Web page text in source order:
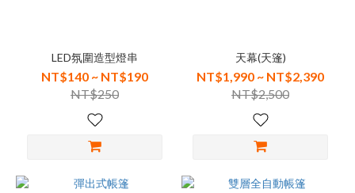
LED氛圍造型燈串
NT$140 ~ NT$190
NT$250
天幕(天篷)
NT$1,990 ~ NT$2,390
NT$2,500